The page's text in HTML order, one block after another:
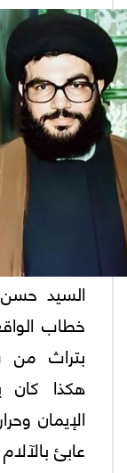
السيد
خطاب
بتراث
هكذا كان
الإيمان
عابئ